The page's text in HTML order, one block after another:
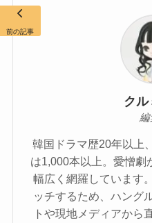
クル
編
韓国ドラマ歴20年以上
は1,000本以上。愛憎劇
幅広く網羅しています
ッチするため、ハング
トや現地メディアから
前の記事